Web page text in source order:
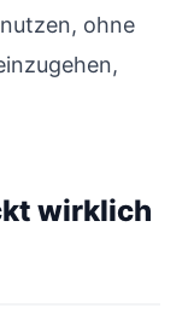
ohne
wirklich